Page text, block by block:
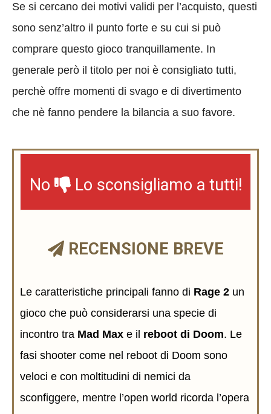
Se si cercano dei motivi validi per l’acquisto, questi
sono senz’altro il punto forte e su cui si può
comprare questo gioco tranquillamente. In
generale però il titolo per noi è consigliato tutti,
perchè offre momenti di svago e di divertimento
che nè fanno pendere la bilancia a suo favore.
No Lo sconsigliamo a tutti!
RECENSIONE BREVE
Le caratteristiche principali fanno di Rage 2 un
gioco che può considerarsi una specie di
incontro tra Mad Max e il reboot di Doom. Le
fasi shooter come nel reboot di Doom sono
veloci e con moltitudini di nemici da
sconfiggere, mentre l’open world ricorda l’opera